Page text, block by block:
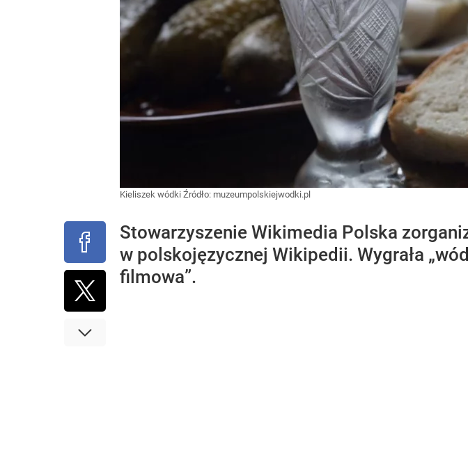
Kieliszek wódki Źródło: muzeumpolskiejwodki.pl
Stowarzyszenie Wikimedia Polska
w polskojęzycznej Wikipedii. Wygrała
filmowa”.